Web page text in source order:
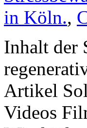
in Köln.,
Inhalt der
Artikel
Videos